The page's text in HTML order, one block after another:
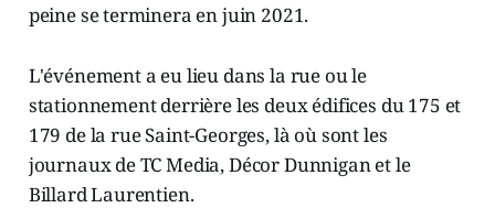
peine se terminera en juin 2021.
L'événement a eu lieu dans la rue ou le
stationnement derrière les deux édifices du 175 et
179 de la rue Saint-Georges, là où sont les
journaux de TC Media, Décor Dunnigan et le
Billard Laurentien.